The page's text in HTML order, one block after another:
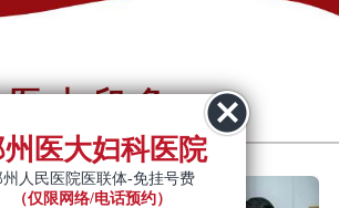
医大印象
医大妇科医院
州人民医院医联体-免挂号费
（仅限网络/电话预约）